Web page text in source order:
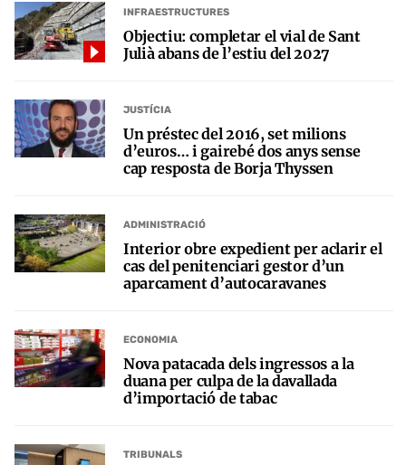
INFRAESTRUCTURES
Objectiu: completar el vial de Sant
Julià abans de l’estiu del 2027
JUSTÍCIA
Un préstec del 2016, set milions
d’euros… i gairebé dos anys sense
cap resposta de Borja Thyssen
ADMINISTRACIÓ
Interior obre expedient per aclarir el
cas del penitenciari gestor d’un
aparcament d’autocaravanes
ECONOMIA
Nova patacada dels ingressos a la
duana per culpa de la davallada
d’importació de tabac
TRIBUNALS